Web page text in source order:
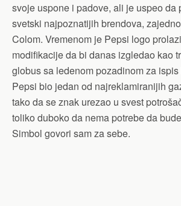
svoje uspone i padove, ali je uspeo da
svetski najpoznatijih brendova,
Colom. Vremenom je Pepsi logo
modifikacije da bi danas izgledao kao
globus sa ledenom pozadinom za
Pepsi bio jedan od najreklamiranijih
tako da se znak urezao u svest
toliko duboko da nema potrebe da
Simbol govori sam za sebe.